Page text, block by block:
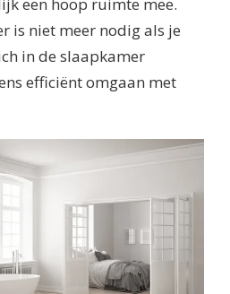
een hoop ruimte mee.
is niet meer nodig als je
in de slaapkamer
efficiënt omgaan met